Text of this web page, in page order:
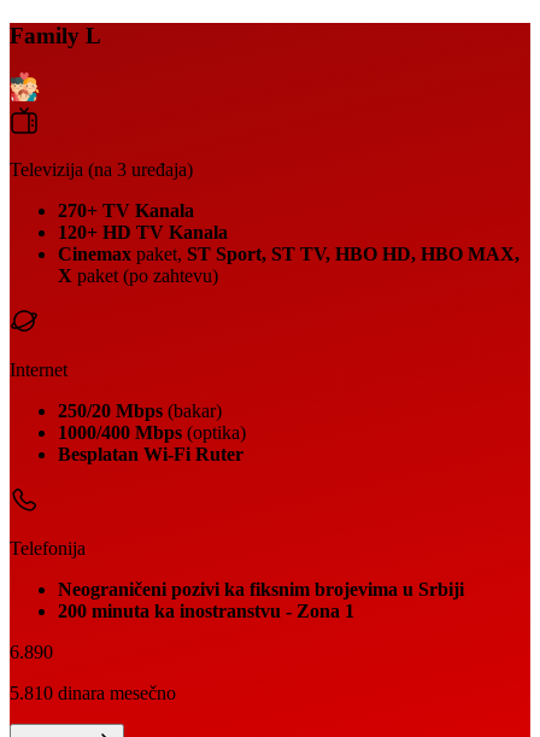
Family L
Televizija (na 3 uređaja)
270+ TV Kanala
120+ HD TV Kanala
Cinemax paket, ST Sport, ST TV, HBO HD, HBO MAX,
X paket (po zahtevu)
Internet
250/20 Mbps (bakar)
1000/400 Mbps (optika)
Besplatan Wi-Fi Ruter
Telefonija
Neograničeni pozivi ka fiksnim brojevima u Srbiji
200 minuta ka inostranstvu - Zona 1
6.890
5.810 dinara mesečno